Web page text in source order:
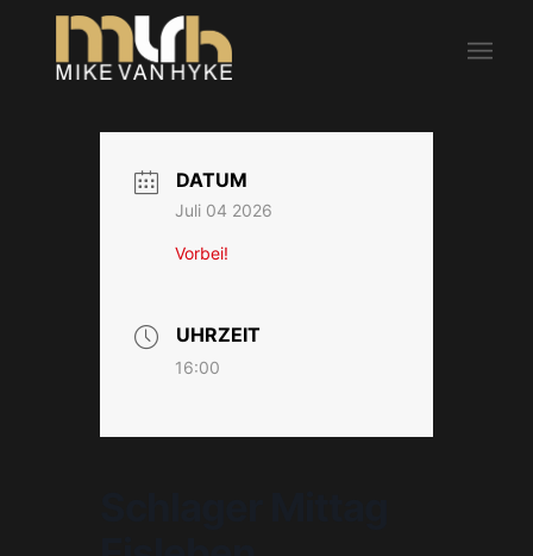
DATUM
Juli 04 2026
Vorbei!
UHRZEIT
16:00